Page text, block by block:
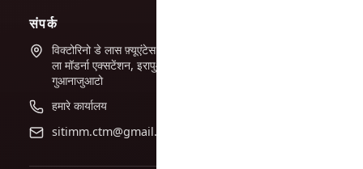
संपर्क
विक्टोरिनो डे लास फ़्यूएंटेस #944
ला मॉडर्ना एक्सटेंशन, इरापुआटो,
गुआनाजुआटो
हमारे कार्यालय
sitimm.ctm@gmail.com